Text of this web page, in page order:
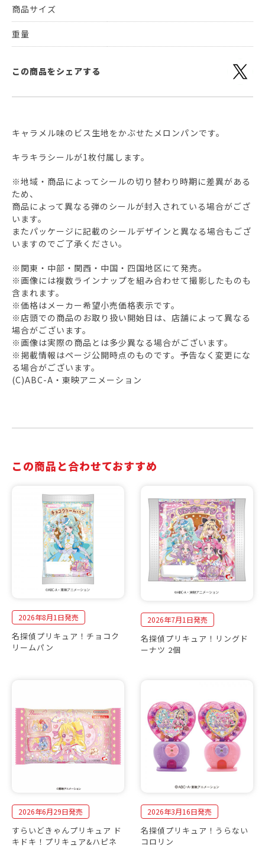
商品サイズ
重量
この商品をシェアする
キャラメル味のビス生地をかぶせたメロンパンです。
キラキラシールが1枚付属します。
※地域・商品によってシールの切り替わり時期に差異がある
ため、
商品によって異なる弾のシールが封入されている場合がござ
います。
またパッケージに記載のシールデザインと異なる場合もござ
いますのでご了承ください。
※関東・中部・関西・中国・四国地区にて発売。
※画像には複数ラインナップを組み合わせて撮影したものも
含まれます。
※価格はメーカー希望小売価格表示です。
※店頭での商品のお取り扱い開始日は、店舗によって異なる
場合がございます。
※画像は実際の商品とは多少異なる場合がございます。
※掲載情報はページ公開時点のものです。予告なく変更にな
る場合がございます。
(C)ABC-A・東映アニメーション
この商品と合わせておすすめ
2026年8月1日発売
名探偵プリキュア！チョコク
リームパン
2026年7月1日発売
名探偵プリキュア！リングド
ーナツ 2個
2026年6月29日発売
すらいどきゃんプリキュア ド
キドキ！プリキュア&ハピネ
2026年3月16日発売
名探偵プリキュア！うらない
コロリン